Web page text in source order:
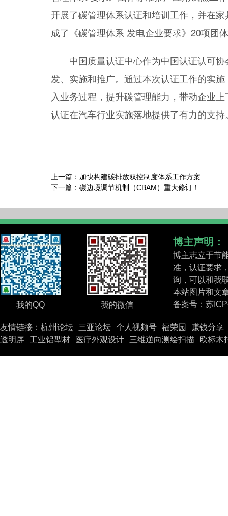
开展了碳管理体系认证和培训工作，并在
成了《碳管理体系 发电企业要求》20项团
中国质量认证中心作为中国认证认可
发、实施和推广。通过本次认证工作的实
入业务过程，提升碳管理能力，带动企业
认证在汽车行业实施落地提供了有力的支持
上一篇： 加快构建碳排放双控制度体系工作方案
下一篇： 碳边境调节机制（CBAM）重大修订！
我的QQ 我的微信
博主声明：
博主志立于节
准，认证要求
询，可以和我
本站图片和文
备案号： 苏
友情链接： 杭州论坛 三亚论坛 个人视频号 福荣园
赚钱分享
透明屏
工业铝型材 医疗外观设计 三维逆向测绘扫描 欧标木